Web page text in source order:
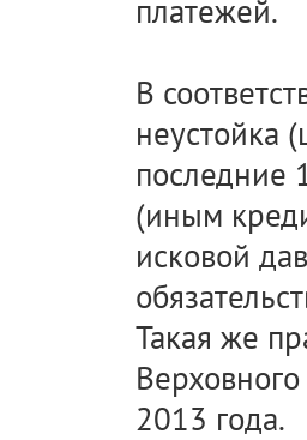
платежей.
В
неустойка
последние
(иным
исковой
Такая же
2013 года.